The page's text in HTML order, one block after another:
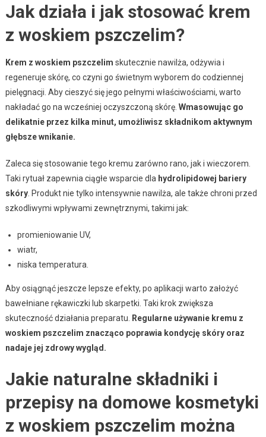
Jak działa i jak stosować krem
z woskiem pszczelim?
Krem z woskiem pszczelim skutecznie nawilża, odżywia i
regeneruje skórę, co czyni go świetnym wyborem do codziennej
pielęgnacji. Aby cieszyć się jego pełnymi właściwościami, warto
nakładać go na wcześniej oczyszczoną skórę. Wmasowując go
delikatnie przez kilka minut, umożliwisz składnikom aktywnym
głębsze wnikanie.
Zaleca się stosowanie tego kremu zarówno rano, jak i wieczorem.
Taki rytuał zapewnia ciągłe wsparcie dla hydrolipidowej bariery
skóry. Produkt nie tylko intensywnie nawilża, ale także chroni przed
szkodliwymi wpływami zewnętrznymi, takimi jak:
promieniowanie UV,
wiatr,
niska temperatura.
Aby osiągnąć jeszcze lepsze efekty, po aplikacji warto założyć
bawełniane rękawiczki lub skarpetki. Taki krok zwiększa
skuteczność działania preparatu.
Regularne używanie kremu z
woskiem pszczelim znacząco poprawia kondycję skóry oraz
nadaje jej zdrowy wygląd.
Jakie naturalne składniki i
przepisy na domowe kosmetyki
z woskiem pszczelim można